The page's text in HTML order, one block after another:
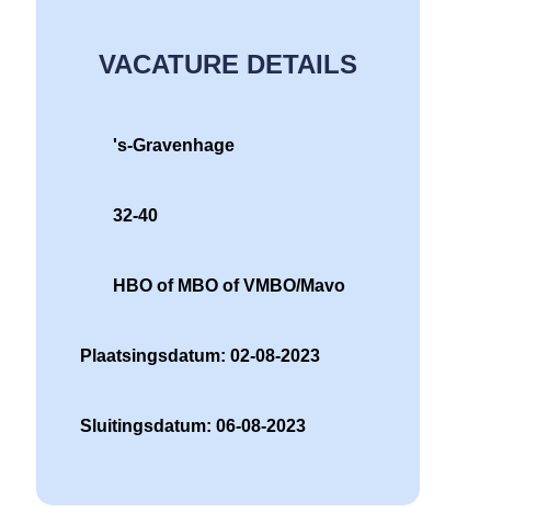
VACATURE DETAILS
's-Gravenhage
32-40
HBO of MBO of VMBO/Mavo
Plaatsingsdatum: 02-08-2023
Sluitingsdatum: 06-08-2023